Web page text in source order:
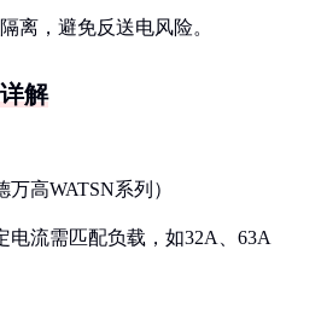
离，避免反送电风险。
解
高WATSN系列）
电流需匹配负载，如32A、63A